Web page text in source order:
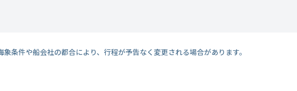
条件や船会社の都合により、行程が予告なく変更される場合があります。